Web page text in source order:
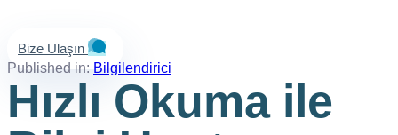
Bize Ulaşın
Published in: Bilgilendirici
Hızlı Okuma ile